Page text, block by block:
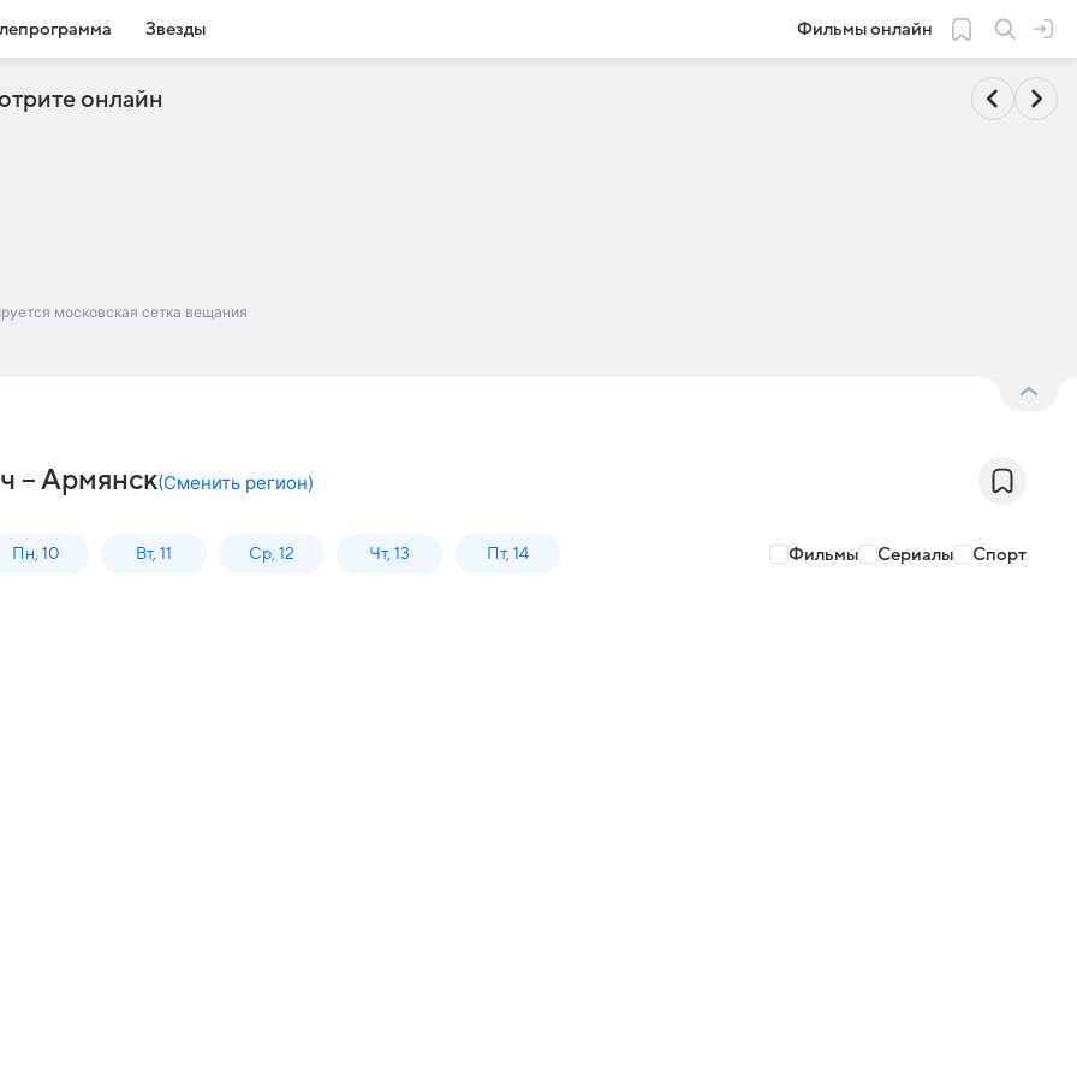
Звезды Фильмы онлайн
онлайн
московская сетка вещания
– Армянск(Сменить регион)
Пн, 10 Вт, 11 Ср, 12 Чт, 13 Пт, 14 Фильмы Сериалы Спорт